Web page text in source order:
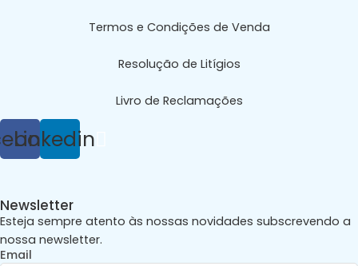
Termos e Condições de Venda
Resolução de Litígios
Livro de Reclamações
Linkedin
Newsletter
Esteja sempre atento às nossas novidades subscrevendo a
nossa newsletter.
Email